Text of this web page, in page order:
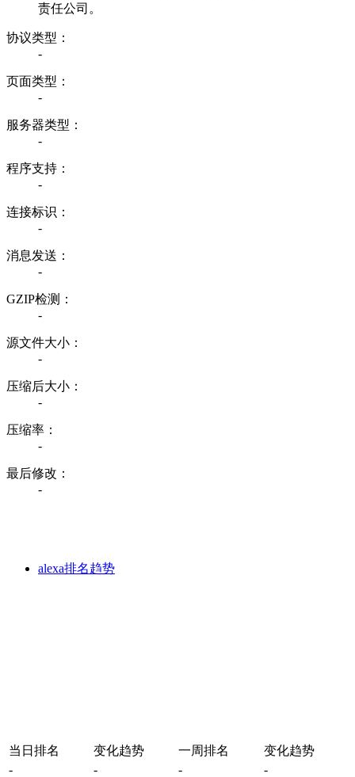
责任公司。
协议类型：
-
页面类型：
-
服务器类型：
-
程序支持：
-
连接标识：
-
消息发送：
-
GZIP检测：
-
源文件大小：
-
压缩后大小：
-
压缩率：
-
最后修改：
-
alexa排名趋势
当日排名 变化趋势 一周排名
变化趋势
-
- -
-